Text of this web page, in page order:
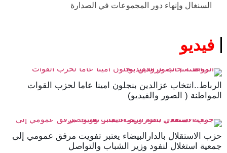
السنغال وإنهاء دور المجموعات في الصدارة
فيديو
الرباط..انتخاب عزالدين بنجلون امينا عاما لحزب القوات
المواطنة ( الصور والفيديو)
حزب الاستقلال بالدارالبيضاء يعتبر تفويت مرفق عمومي إلى
جمعية استغلال لنفود وزير الشباب والتواصل